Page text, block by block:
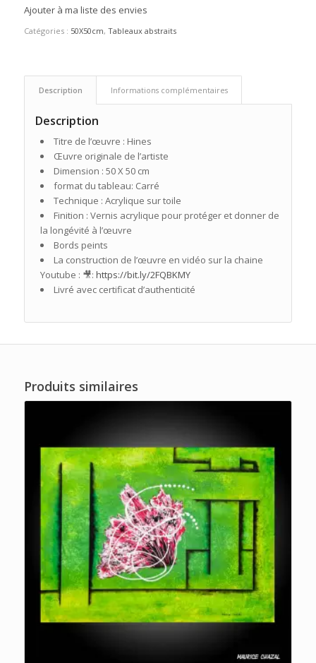
Ajouter à ma liste des envies
Catégories : 50X50cm, Tableaux abstraits
Description Informations complémentaires
Description
Titre de l’œuvre : Hines
Œuvre originale de l’artiste
Dimension : 50 X 50 cm
format du tableau: Carré
Technique : Acrylique sur toile
Finition : Vernis acrylique pour protéger et donner de
la longévité à l’œuvre
Bords peints
La construction de l’œuvre en vidéo sur la chaine
Youtube : 🎥: https://bit.ly/2FQBKMY
Livré avec certificat d’authenticité
Produits similaires